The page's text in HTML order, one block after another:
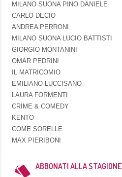
MILANO SUONA PINO DANIELE
CARLO DECIO
ANDREA PERRONI
MILANO SUONA LUCIO BATTISTI
GIORGIO MONTANINI
OMAR PEDRINI
IL MATRICOMIO
EMILIANO LUCCISANO
LAURA FORMENTI
CRIME & COMEDY
KENTO
COME SORELLE
MAX PIERIBONI
ABBONATI ALLA STAGIONE